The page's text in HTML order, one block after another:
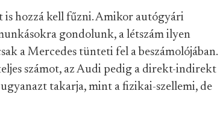
is hozzá kell fűzni. Amikor autógyári
gondolunk, a létszám ilyen
a Mercedes tünteti fel a beszámolójában.
számot, az Audi pedig a direkt-indirekt
takarja, mint a fizikai-szellemi, de